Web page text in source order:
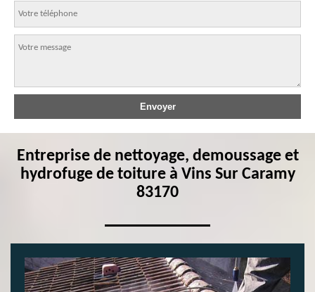
Entreprise de nettoyage, demoussage et
hydrofuge de toiture à Vins Sur Caramy
83170